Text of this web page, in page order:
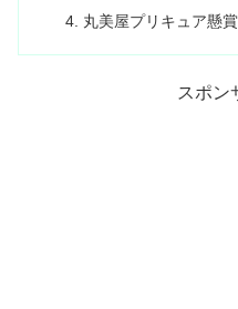
丸美屋プリキュア懸
スポン